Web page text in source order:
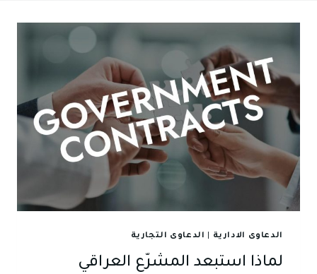
الدعاوى الادارية الدعاوى التجارية
لماذا استبعد المشرّع العراقي